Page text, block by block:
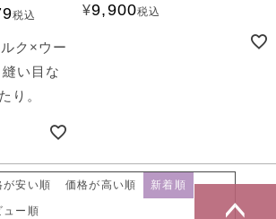
税込
ク×ウー
い目な
り。
¥9,900税込
が安い順 価格が高い順 新着順
ュー順